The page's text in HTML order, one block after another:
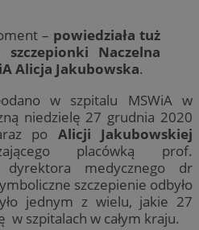
– powiedziała tuż
Naczelna
Alicja Jakubowska.
w szpitalu MSWiA w
niedzielę 27 grudnia 2020
po Alicji Jakubowskiej
placówką prof.
medycznego dr
szczepienie odbyło
jednym z wielu, jakie 27
w szpitalach w całym kraju.